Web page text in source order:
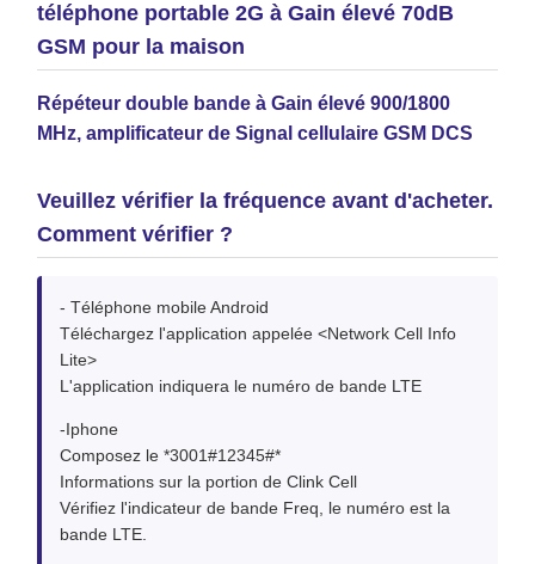
téléphone portable 2G à Gain élevé 70dB
GSM pour la maison
Répéteur double bande à Gain élevé 900/1800
MHz, amplificateur de Signal cellulaire GSM DCS
Veuillez vérifier la fréquence avant d'acheter.
Comment vérifier ?
- Téléphone mobile Android
Téléchargez l'application appelée <Network Cell Info
Lite>
L'application indiquera le numéro de bande LTE
-Iphone
Composez le *3001#12345#*
Informations sur la portion de Clink Cell
Vérifiez l'indicateur de bande Freq, le numéro est la
bande LTE.